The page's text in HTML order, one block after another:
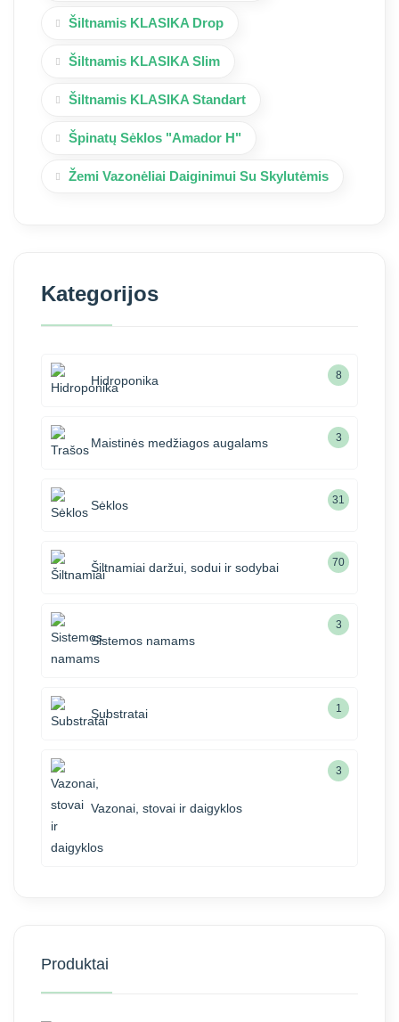
Šiltnamis KLASIKA Drop
Šiltnamis KLASIKA Slim
Šiltnamis KLASIKA Standart
Špinatų Sėklos "Amador H"
Žemi Vazonėliai Daiginimui Su Skylutėmis
Kategorijos
Hidroponika 8
Maistinės medžiagos augalams 3
Sėklos 31
Šiltnamiai daržui, sodui ir sodybai 70
Sistemos namams
3
Substratai 1
Vazonai, stovai ir daigyklos
3
Produktai